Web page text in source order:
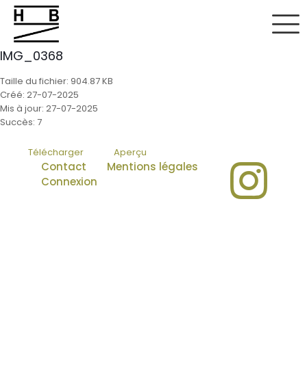
IMG_0368
Taille du fichier: 904.87 KB
Créé: 27-07-2025
Mis à jour: 27-07-2025
Succès: 7
Télécharger Aperçu
Contact
Mentions légales
Connexion